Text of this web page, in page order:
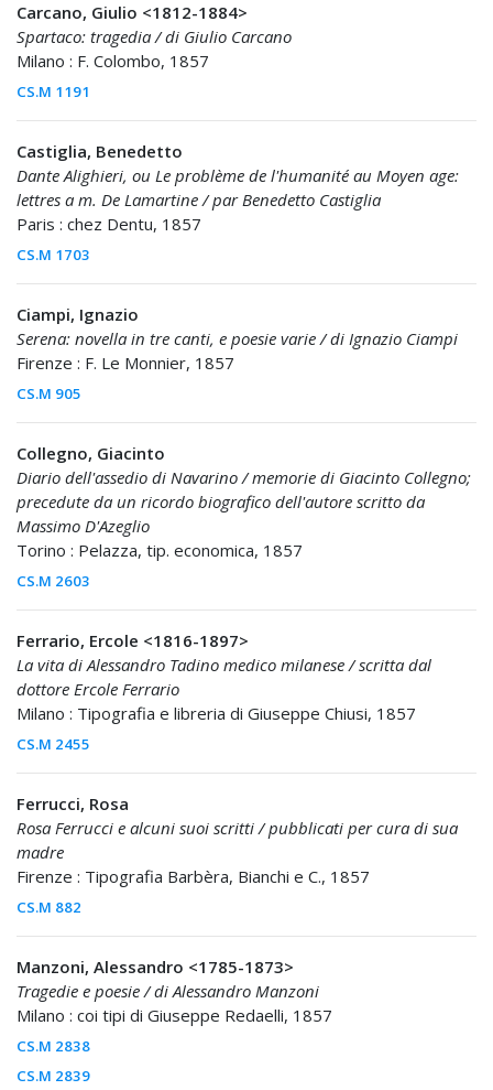
Carcano, Giulio <1812-1884>
Spartaco: tragedia / di Giulio Carcano
Milano : F. Colombo, 1857
CS.M 1191
Castiglia, Benedetto
Dante Alighieri, ou Le problème de l'humanité au Moyen age:
lettres a m. De Lamartine / par Benedetto Castiglia
Paris : chez Dentu, 1857
CS.M 1703
Ciampi, Ignazio
Serena: novella in tre canti, e poesie varie / di Ignazio Ciampi
Firenze : F. Le Monnier, 1857
CS.M 905
Collegno, Giacinto
Diario dell'assedio di Navarino / memorie di Giacinto Collegno;
precedute da un ricordo biografico dell'autore scritto da
Massimo D'Azeglio
Torino : Pelazza, tip. economica, 1857
CS.M 2603
Ferrario, Ercole <1816-1897>
La vita di Alessandro Tadino medico milanese / scritta dal
dottore Ercole Ferrario
Milano : Tipografia e libreria di Giuseppe Chiusi, 1857
CS.M 2455
Ferrucci, Rosa
Rosa Ferrucci e alcuni suoi scritti / pubblicati per cura di sua
madre
Firenze : Tipografia Barbèra, Bianchi e C., 1857
CS.M 882
Manzoni, Alessandro <1785-1873>
Tragedie e poesie / di Alessandro Manzoni
Milano : coi tipi di Giuseppe Redaelli, 1857
CS.M 2838
CS.M 2839